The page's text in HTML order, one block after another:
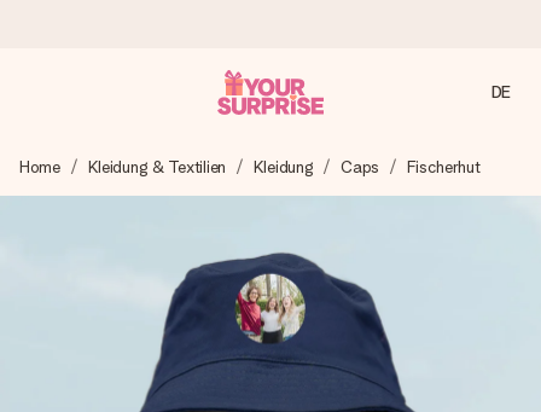
Wir bereiten dein Geschenk sorgfältig vor und schicken es
blitzschnell – damit du es genau zum richtigen Zeitpunkt
4,7 (basierend auf +15.000 Bewertungen)
Unsere Geschenke begeistern. Kunden bewerten uns mit
4,7 bei Google Reviews (Gesamtergebnis aller Länder, in
die wir versenden).
DE
Home Kleidung & Textilien Kleidung Caps Fischerhut